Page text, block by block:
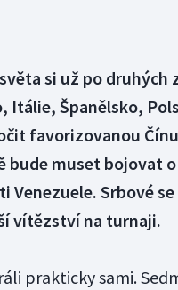
si už po druhých
Itálie, Španělsko,
favorizovanou
bude muset bojovat
Venezuele. Srbové
vítězství na turnaji.
prakticky sami.